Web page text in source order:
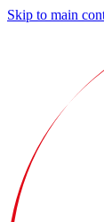
Skip to main